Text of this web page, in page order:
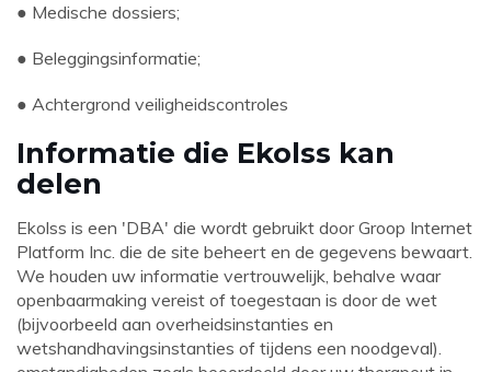
● Medische dossiers;
● Beleggingsinformatie;
● Achtergrond veiligheidscontroles
Informatie die Ekolss kan
delen
Ekolss is een 'DBA' die wordt gebruikt door Groop Internet
Platform Inc. die de site beheert en de gegevens bewaart.
We houden uw informatie vertrouwelijk, behalve waar
openbaarmaking vereist of toegestaan ​​is door de wet
(bijvoorbeeld aan overheidsinstanties en
wetshandhavingsinstanties of tijdens een noodgeval).